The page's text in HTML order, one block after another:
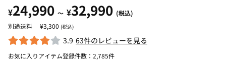
¥24,990 ～ ¥32,990 (税込)
¥3,300 (税込)
3.9 63件のレビューを見る
お気に入りアイテム登録件数： 2,785件